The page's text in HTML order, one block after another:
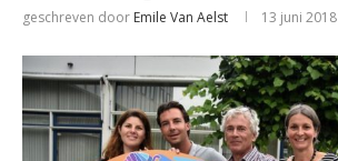
geschreven door Emile Van Aelst 13 juni 2018